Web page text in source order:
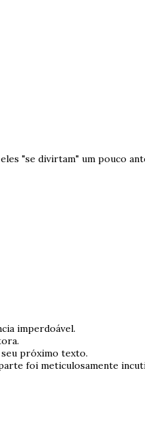
"se divirtam" um pouco
imperdoável.
seu próximo texto.
foi meticulosamente